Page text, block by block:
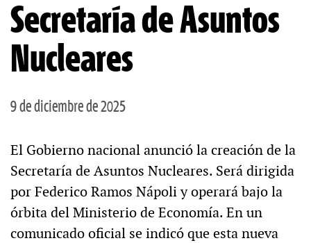
Secretaría de Asuntos
Nucleares
9 de diciembre de 2025
El Gobierno nacional anunció la creación de la
Secretaría de Asuntos Nucleares. Será dirigida
por Federico Ramos Nápoli y operará bajo la
órbita del Ministerio de Economía. En un
comunicado oficial se indicó que esta nueva